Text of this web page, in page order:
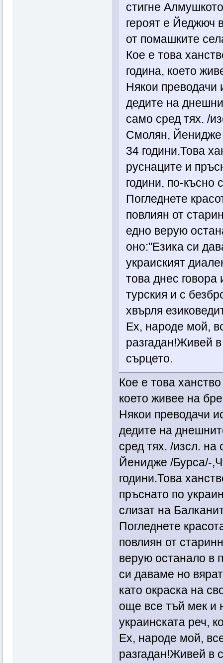
стигне
героят е Йеджюч
от помашките
Кое е това
година, което
Някои преводачи
дедите на
само сред тях. /
Смолян, Йенидже
34 години.Това
руснаците и
години, по-късно
Погледнете
повлиян от
едно верую
оно:"Езика си
украиският
това днес
турския и с
хвърля
Ех, народе мой,
разгадан!Живей
сърцето.
Кое е това
което живее на
Някои преводачи
дедите на
сред тях. /изсл.
Йенидже /Бурса/-
години.Това
пръснато по
слизат на
Погледнете
повлиян от
верую останало в
си даваме но
като окраска на
още все тъй мек и
украинската реч,
Ех, народе мой,
разгадан!Живей в